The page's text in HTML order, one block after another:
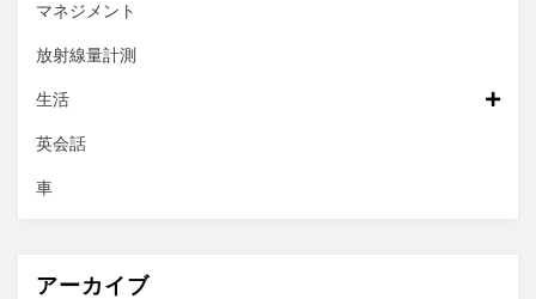
マネジメント
放射線量計測
生活
英会話
車
アーカイブ